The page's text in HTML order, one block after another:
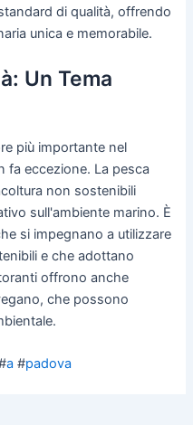
di qualità, offrendo
unica e memorabile.
Un Tema
più importante nel
fa eccezione. La pesca
non sostenibili
sull'ambiente marino. È
si impegnano a utilizzare
e che adottano
offrono anche
che possono
a #padova